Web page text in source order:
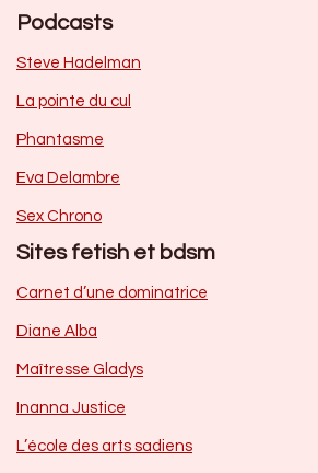
Podcasts
Steve Hadelman
La pointe du cul
Phantasme
Eva Delambre
Sex Chrono
Sites fetish et bdsm
Carnet d’une dominatrice
Diane Alba
Maîtresse Gladys
Inanna Justice
L’école des arts sadiens